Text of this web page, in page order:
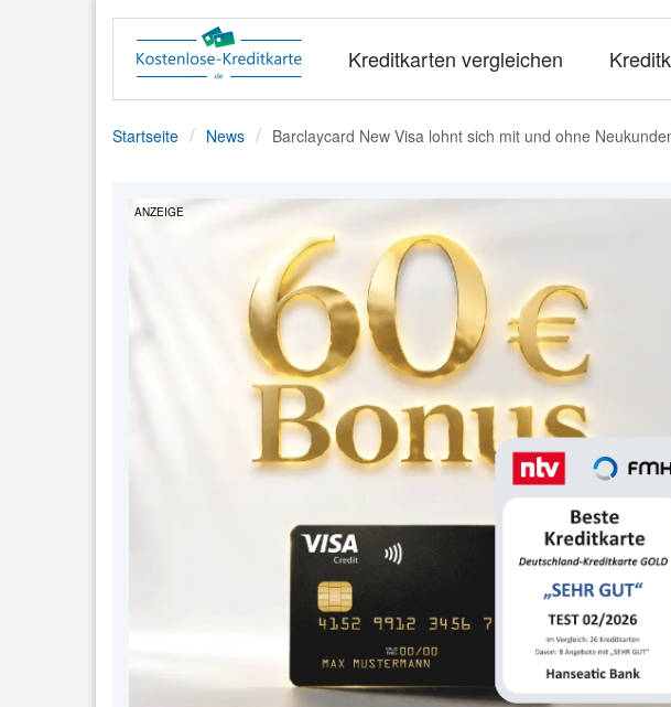
Kreditkarten vergleichen
Startseite News Barclaycard New Visa lohnt sich mit und ohne
ANZEIGE